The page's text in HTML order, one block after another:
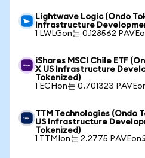
Lightwave Logic (Ondo
Infrastructure
1 LWLGon는 0.128562
iShares MSCI Chile ETF
X US Infrastructure
Tokenized)
1 ECHon는 0.701323
TTM Technologies (Ondo
US Infrastructure
Tokenized)
1 TTMIon는 2.2775 PAVEon